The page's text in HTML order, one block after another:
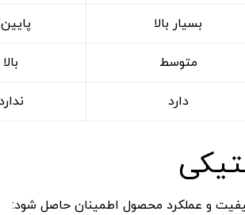
بسیار بالا
متوسط بالا
دارد
و عملکرد محصول اطمینان حاصل شود: